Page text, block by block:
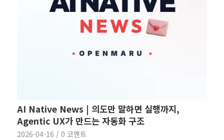
AI Native News | 의도만 말하면 실행까지,
Agentic UX가 만드는 자동화 구조
2026-04-16 / 0 코멘트